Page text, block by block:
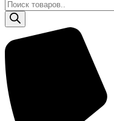
Поиск
товаров